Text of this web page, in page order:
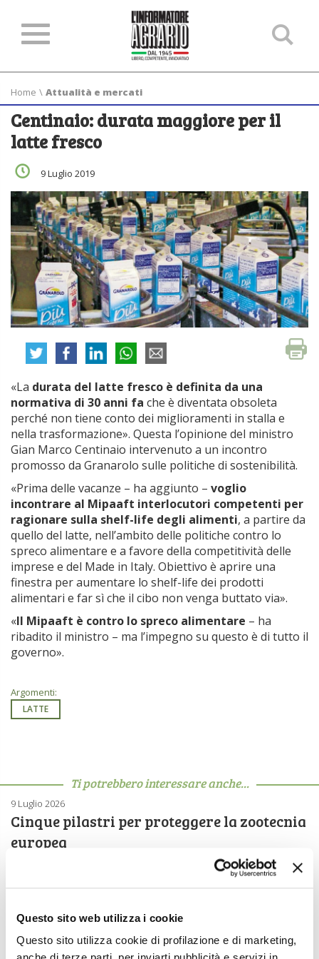
Questo sito web utilizza i cookie
Questo sito utilizza cookie di profilazione e di marketing,
Home \ Attualità e mercati
Centinaio: durata maggiore per il
latte fresco
9 Luglio 2019
«La durata del latte fresco è definita da una
normativa di 30 anni fa che è diventata obsoleta
perché non tiene conto dei miglioramenti in stalla e
nella trasformazione». Questa l’opinione del ministro
Gian Marco Centinaio intervenuto a un incontro
promosso da Granarolo sulle politiche di sostenibilità.
«Prima delle vacanze – ha aggiunto – voglio
incontrare al Mipaaft interlocutori competenti per
ragionare sulla shelf-life degli alimenti, a partire da
quello del latte, nell’ambito delle politiche contro lo
spreco alimentare e a favore della competitività delle
imprese e del Made in Italy. Obiettivo è aprire una
finestra per aumentare lo shelf-life dei prodotti
alimentari e far sì che il cibo non venga buttato via».
«Il Mipaaft è contro lo spreco alimentare – ha
ribadito il ministro – ma l’impegno su questo è di tutto il
governo».
Argomenti:
LATTE
Ti potrebbero interessare anche...
9 Luglio 2026
Cinque pilastri per proteggere la zootecnia
europea
zootecnia, un settore fragile da proteggere Non più il “grande
imputato” del cambiamento climatico, ma un settore fragile,
strategico e […]
2 Luglio 2026
Intesa al rialzo sul prezzo del latte
A qualche mese di distanza dall’ultimo confronto, le